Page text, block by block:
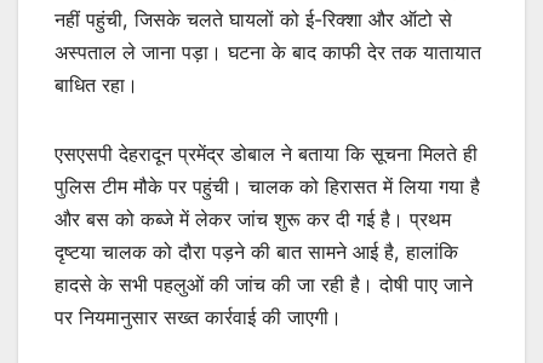
नहीं पहुंची, जिसके चलते घायलों को ई-रिक्शा और ऑटो से
अस्पताल ले जाना पड़ा। घटना के बाद काफी देर तक यातायात
बाधित रहा।
एसएसपी देहरादून प्रमेंद्र डोबाल ने बताया कि सूचना मिलते ही
पुलिस टीम मौके पर पहुंची। चालक को हिरासत में लिया गया है
और बस को कब्जे में लेकर जांच शुरू कर दी गई है। प्रथम
दृष्टया चालक को दौरा पड़ने की बात सामने आई है, हालांकि
हादसे के सभी पहलुओं की जांच की जा रही है। दोषी पाए जाने
पर नियमानुसार सख्त कार्रवाई की जाएगी।